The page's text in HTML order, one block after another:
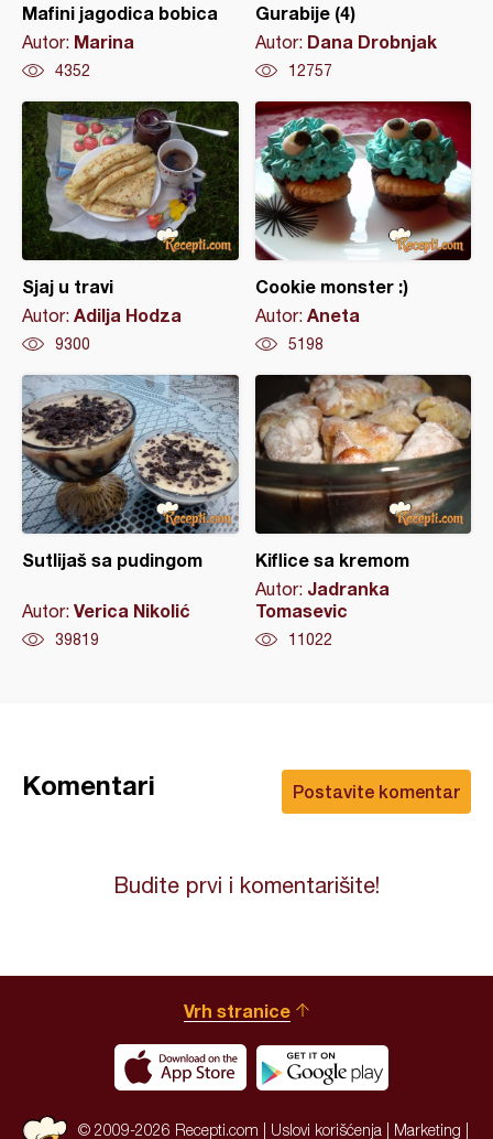
Mafini jagodica bobica
Autor: Marina
4352
Gurabije (4)
Autor: Dana Drobnjak
12757
Sjaj u travi
Autor: Adilja Hodza
9300
Cookie monster :)
Autor: Aneta
5198
Sutlijaš sa pudingom
Autor: Verica Nikolić
39819
Kiflice sa kremom
Autor: Jadranka
Tomasevic
11022
Postavite komentar
Komentari
Budite prvi i komentarišite!
Vrh stranice
© 2009-2026 Recepti.com | Uslovi korišćenja Marketing